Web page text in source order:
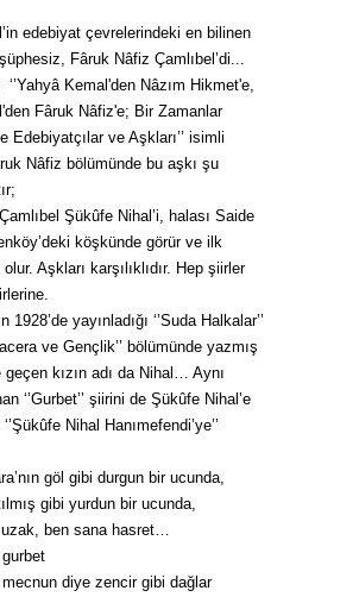
edebiyat çevrelerindeki en bilinen
Fâruk Nâfiz Çamlıbel’di...
Kemal'den Nâzım Hikmet'e,
Fâruk Nâfiz'e; Bir Zamanlar
Edebiyatçılar ve Aşkları’’ isimli
Nâfiz bölümünde bu aşkı şu
Şükûfe Nihal’i, halası Saide
köşkünde görür ve ilk
Aşkları karşılıklıdır. Hep şiirler
1928’de yayınladığı ‘’Suda Halkalar’’
ve Gençlik’’ bölümünde yazmış
kızın adı da Nihal… Aynı
‘’Gurbet’’ şiirini de Şükûfe Nihal’e
Nihal Hanımefendi’ye’’
göl gibi durgun bir ucunda,
gibi yurdun bir ucunda,
ben sana hasret…
mecnun diye zencir gibi dağlar